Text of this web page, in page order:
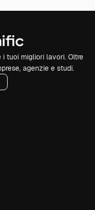
tuoi migliori lavori. Oltre
agenzie e studi.